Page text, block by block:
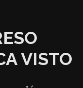
VISTO